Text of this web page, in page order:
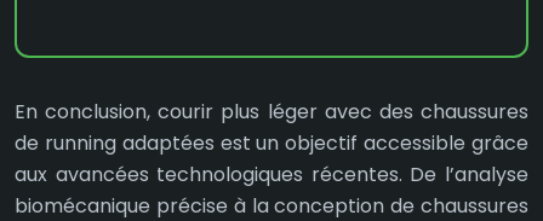
En conclusion, courir plus léger avec des chaussures
de running adaptées est un objectif accessible grâce
aux avancées technologiques récentes. De l’analyse
biomécanique précise à la conception de chaussures